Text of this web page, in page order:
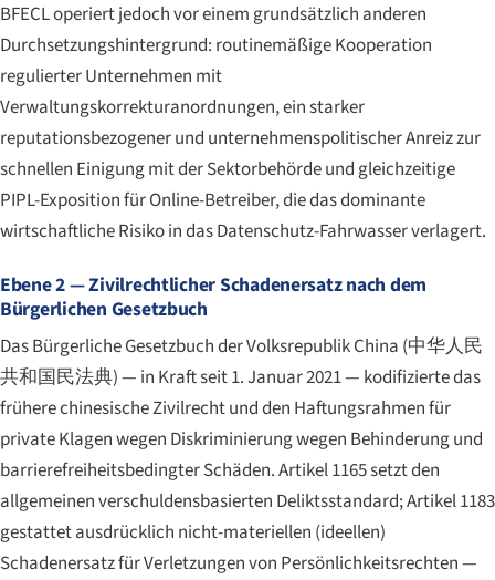
BFECL operiert jedoch vor einem grundsätzlich anderen
Durchsetzungshintergrund: routinemäßige Kooperation
regulierter Unternehmen mit
Verwaltungskorrekturanordnungen, ein starker
reputationsbezogener und unternehmenspolitischer Anreiz zur
schnellen Einigung mit der Sektorbehörde und gleichzeitige
PIPL-Exposition für Online-Betreiber, die das dominante
wirtschaftliche Risiko in das Datenschutz-Fahrwasser verlagert.
Ebene 2 — Zivilrechtlicher Schadenersatz nach dem
Bürgerlichen Gesetzbuch
Das Bürgerliche Gesetzbuch der Volksrepublik China (中华人民
共和国民法典) — in Kraft seit 1. Januar 2021 — kodifizierte das
frühere chinesische Zivilrecht und den Haftungsrahmen für
private Klagen wegen Diskriminierung wegen Behinderung und
barrierefreiheitsbedingter Schäden. Artikel 1165 setzt den
allgemeinen verschuldensbasierten Deliktsstandard; Artikel 1183
gestattet ausdrücklich nicht-materiellen (ideellen)
Schadenersatz für Verletzungen von Persönlichkeitsrechten —